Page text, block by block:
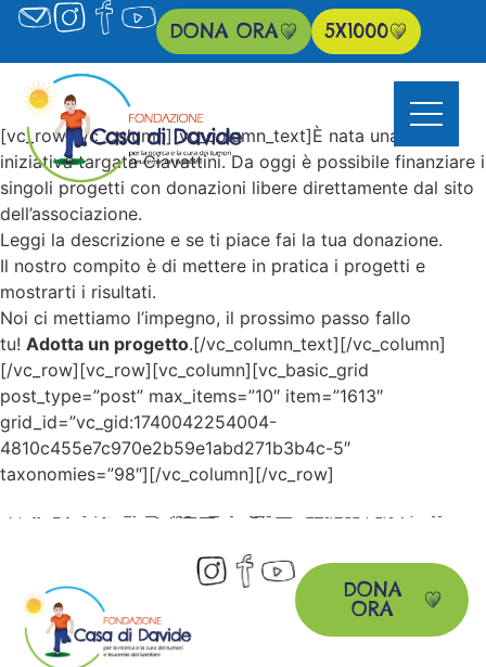
DONA ORA 5X1000
[vc_row][vc_column][vc_column_text]È nata una nuova
iniziativa targata Ciavattini. Da oggi è possibile finanziare i
singoli progetti con donazioni libere direttamente dal sito
dell’associazione.
Leggi la descrizione e se ti piace fai la tua donazione.
Il nostro compito è di mettere in pratica i progetti e
mostrarti i risultati.
Noi ci mettiamo l’impegno, il prossimo passo fallo
tu! Adotta un progetto.[/vc_column_text][/vc_column]
[/vc_row][vc_row][vc_column][vc_basic_grid
post_type=”post” max_items=”10″ item=”1613″
grid_id=”vc_gid:1740042254004-
4810c455e7c970e2b59e1abd271b3b4c-5″
taxonomies=”98″][/vc_column][/vc_row]
DONA
ORA